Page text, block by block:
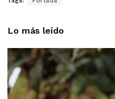
Lo más leído